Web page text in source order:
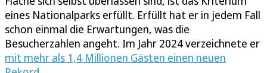
eines Nationalparks erfüllt. Erfüllt hat er in jedem Fall
schon einmal die Erwartungen, was die
Besucherzahlen angeht. Im Jahr 2024 verzeichnete er
mit mehr als 1,4 Millionen Gästen einen neuen